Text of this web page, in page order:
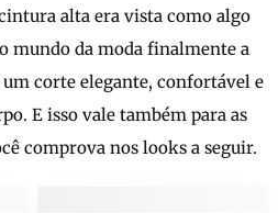
alta era vista como algo
mundo da moda finalmente a
um corte elegante, confortável e
E isso vale também para as
comprova nos looks a seguir.